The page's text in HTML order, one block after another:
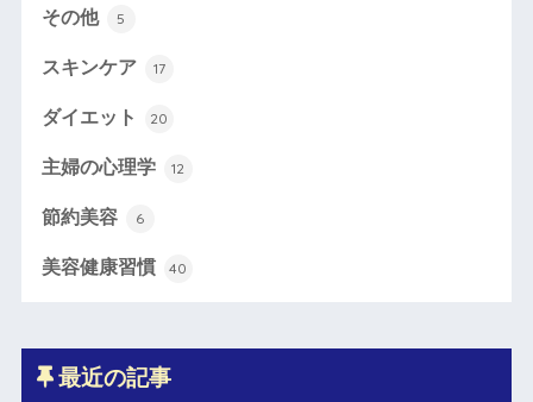
その他 5
スキンケア 17
ダイエット 20
主婦の心理学 12
節約美容 6
美容健康習慣 40
最近の記事